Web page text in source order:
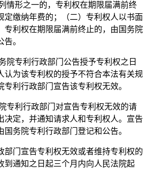
情形之一的，专利权在期限届满前终
定缴纳年费的；（二）专利权人以书面
专利权在期限届满前终止的，由国务院
。
院专利行政部门公告授予专利权之日
认为该专利权的授予不符合本法有关规
专利行政部门 宣告该专利权无效。
专利行政部门 对宣告专利权无效的请
决定，并通知请求人和专利权人。宣告
务院专利行政部门登记和公告。
部门宣告专利权无效或者维持专利权的
到通知之日起三个月内向人民法院起